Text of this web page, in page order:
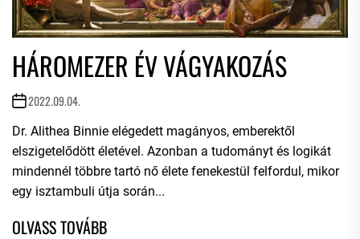
HÁROMEZER ÉV VÁGYAKOZÁS
2022.09.04.
Dr. Alithea Binnie elégedett magányos, emberektől
elszigetelődött életével. Azonban a tudományt és logikát
mindennél többre tartó nő élete fenekestül felfordul, mikor
egy isztambuli útja során...